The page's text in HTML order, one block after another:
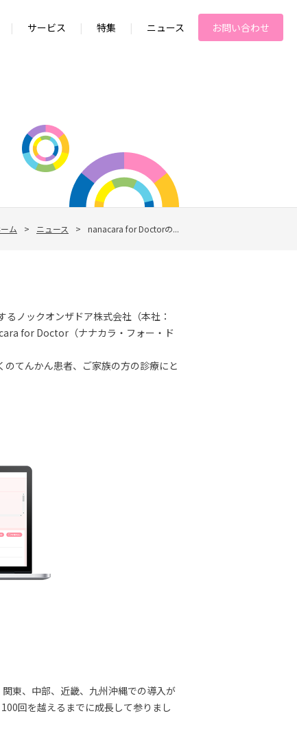
| サービス | 特集 | ニュース お問い合わせ
ム > ニュース > nanacara for Doctorの...
ノックオンザドア株式会社（本社：
for Doctor（ナナカラ・フォー・ド
てんかん患者、ご家族の方の診療にと
東、中部、近畿、九州沖縄での導入が
回を越えるまでに成長して参りまし